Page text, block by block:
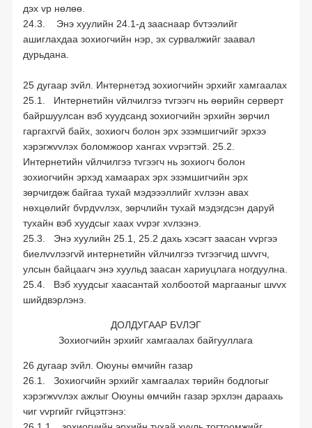
дэх vр нөлөө.
24.3. Энэ хуулийн 24.1-д зааснаар бvтээлийг
ашиглахдаа зохиогчийн нэр, эх сурвалжийг заавал
дурьдана.
25 дугаар зvйл. Интернетэд зохиогчийн эрхийг хамгаалах
25.1. Интернетийн vйлчилгээ тvгээгч нь өөрийн серверт
байршуулсан вэб хуудсанд зохиогчийн эрхийн зөрчил
гаргахгvй байх, зохиогч болон эрх эзэмшигчийг эрхээ
хэрэгжvvлэх боломжоор хангах vvрэгтэй. 25.2.
Интернетийн vйлчилгээ тvгээгч нь зохиогч болон
зохиогчийн эрхэд хамаарах эрх эзэмшигчийн эрх
зөрчигдөж байгаа тухай мэдэээллийг хvлээн авах
нөхцөлийг бvрдvvлэх, зөрчлийн тухай мэдэгдсэн даруй
тухайн вэб хуудсыг хаах vvрэг хvлээнэ.
25.3. Энэ хуулийн 25.1, 25.2 дахь хэсэгт заасан vvргээ
биелvvлээгvй интернетийн vйлчилгээ тvгээгчид шvvгч,
улсын байцаагч энэ хуульд заасан хариуцлага ногдуулна.
25.4. Вэб хуудсыг хаасантай холбоотой маргааныг шvvх
шийдвэрлэнэ.
ДОЛДУГААР БVЛЭГ
Зохиогчийн эрхийг хамгаалах байгууллага
26 дугаар зvйл. Оюуны өмчийн газар
26.1. Зохиогчийн эрхийг хамгаалах төрийн бодлогыг
хэрэгжvvлэх ажлыг Оюуны өмчийн газар эрхлэн дараахь
чиг vvргийг гvйцэтгэнэ: